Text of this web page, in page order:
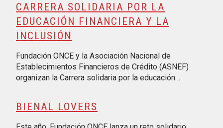
CARRERA SOLIDARIA POR LA
EDUCACIÓN FINANCIERA Y LA
INCLUSIÓN
Fundación ONCE y la Asociación Nacional de
Establecimientos Financieros de Crédito (ASNEF)
organizan la Carrera solidaria por la educación…
BIENAL LOVERS